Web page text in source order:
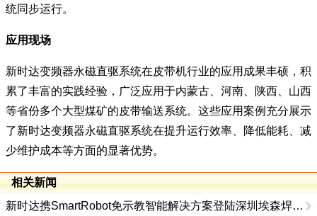
统同步运行。
应用现场
新时达变频器永磁直驱系统在皮带机行业的应用成果丰硕，积
累了丰富的实践经验，广泛应用于内蒙古、河南、陕西、山西
等省份多个大型煤矿的皮带输送系统。这些应用案例充分展示
了新时达变频器永磁直驱系统在提升运行效率、降低能耗、减
少维护成本等方面的显著优势。
相关新闻
新时达携SmartRobot免示教智能解决方案登陆深圳埃森焊接展